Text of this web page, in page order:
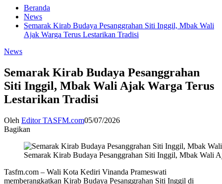
Beranda
News
Semarak Kirab Budaya Pesanggrahan Siti Inggil, Mbak Wali
Ajak Warga Terus Lestarikan Tradisi
News
Semarak Kirab Budaya Pesanggrahan
Siti Inggil, Mbak Wali Ajak Warga Terus
Lestarikan Tradisi
Oleh Editor TASFM.com05/07/2026
Bagikan
Semarak Kirab Budaya Pesanggrahan Siti Inggil, Mbak Wali
Tasfm.com – Wali Kota Kediri Vinanda Prameswati
memberangkatkan Kirab Budaya Pesanggrahan Siti Inggil di